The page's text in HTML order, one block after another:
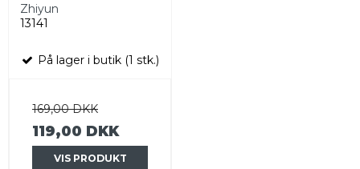
Zhiyun
13141
På lager i butik (1 stk.)
169,00 DKK
119,00 DKK
VIS PRODUKT